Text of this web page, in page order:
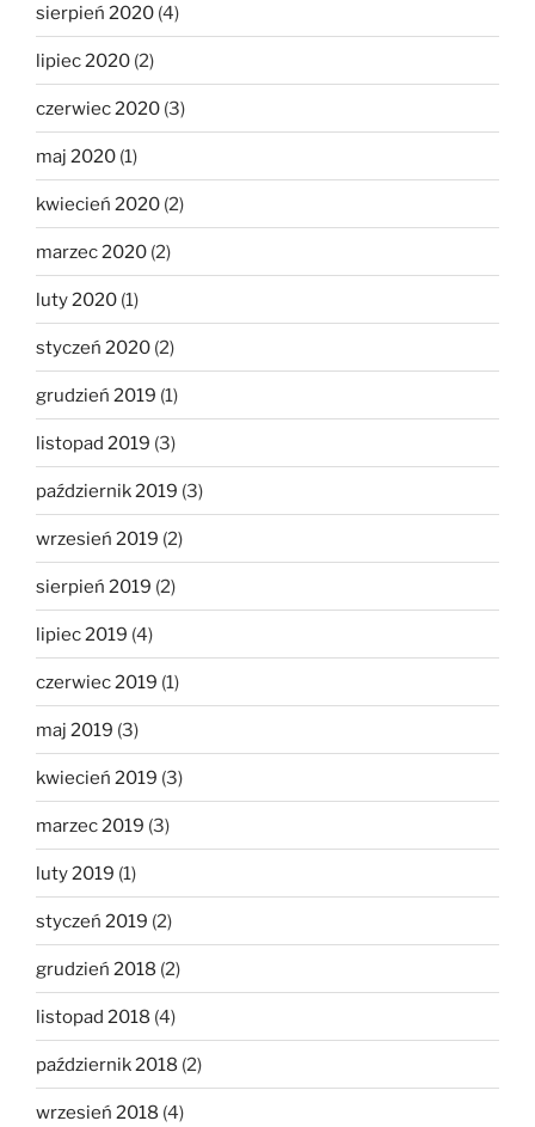
sierpień 2020 (4)
lipiec 2020 (2)
czerwiec 2020 (3)
maj 2020 (1)
kwiecień 2020 (2)
marzec 2020 (2)
luty 2020 (1)
styczeń 2020 (2)
grudzień 2019 (1)
listopad 2019 (3)
październik 2019 (3)
wrzesień 2019 (2)
sierpień 2019 (2)
lipiec 2019 (4)
czerwiec 2019 (1)
maj 2019 (3)
kwiecień 2019 (3)
marzec 2019 (3)
luty 2019 (1)
styczeń 2019 (2)
grudzień 2018 (2)
listopad 2018 (4)
październik 2018 (2)
wrzesień 2018 (4)